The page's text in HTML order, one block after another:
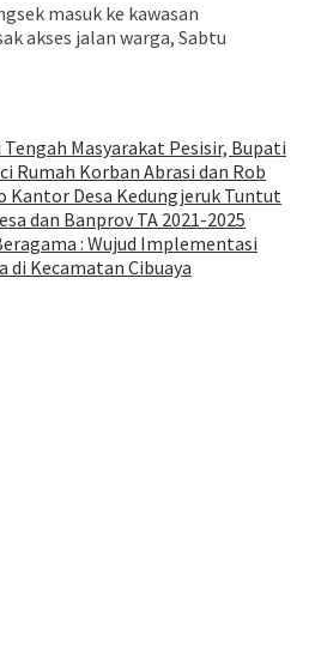
masuk ke kawasan
akses jalan warga, Sabtu
Masyarakat Pesisir, Bupati
Rumah Korban Abrasi dan Rob
Kantor Desa Kedungjeruk Tuntut
dan Banprov TA 2021-2025
: Wujud Implementasi
di Kecamatan Cibuaya